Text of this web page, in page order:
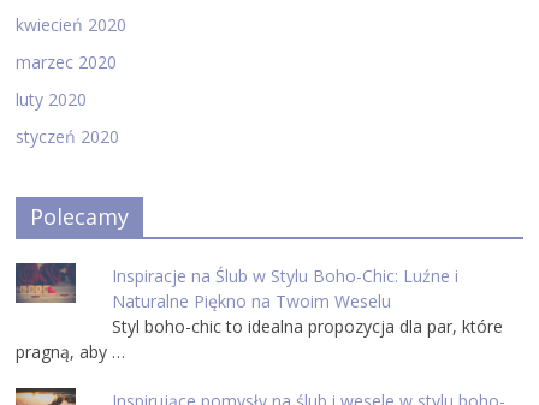
kwiecień 2020
marzec 2020
luty 2020
styczeń 2020
Polecamy
Inspiracje na Ślub w Stylu Boho-Chic: Luźne i
Naturalne Piękno na Twoim Weselu
Styl boho-chic to idealna propozycja dla par, które
pragną, aby …
Inspirujące pomysły na ślub i wesele w stylu boho-